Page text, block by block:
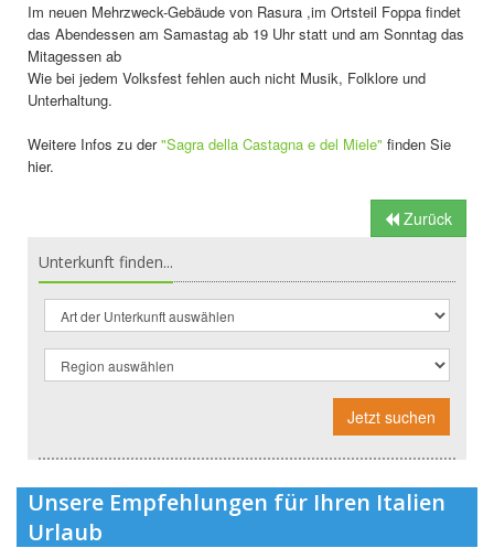
Im neuen Mehrzweck-Gebäude von Rasura ,im Ortsteil Foppa findet
das Abendessen am Samastag ab 19 Uhr statt und am Sonntag das
Mitagessen ab
Wie bei jedem Volksfest fehlen auch nicht Musik, Folklore und
Unterhaltung.
Weitere Infos zu der"Sagra della Castagna e del Miele" finden Sie
hier.
Zurück
Unterkunft finden...
Jetzt suchen
Unsere Empfehlungen für Ihren Italien
Urlaub